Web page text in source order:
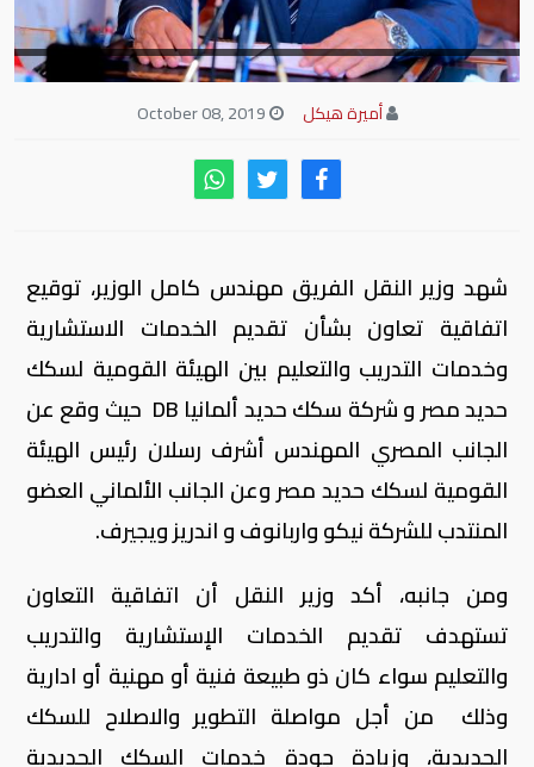
أميرة هيكل
شهد وزير النقل الفريق مهندس كامل الوزير، توقيع
اتفاقية تعاون بشأن تقديم الخدمات الاستشارية
وخدمات التدريب والتعليم بين الهيئة القومية لسكك
حديد مصر و شركة سكك حديد ألمانيا DB حيث وقع عن
الجانب المصري المهندس أشرف رسلان رئيس الهيئة
القومية لسكك حديد مصر وعن الجانب الألماني العضو
المنتدب للشركة نيكو واربانوف و اندريز ويجيرف.
ومن جانبه، أكد وزير النقل أن اتفاقية التعاون
تستهدف تقديم الخدمات الإستشارية والتدريب
والتعليم سواء كان ذو طبيعة فنية أو مهنية أو ادارية
وذلك من أجل مواصلة التطوير والاصلاح للسكك
الحديدية، وزيادة جودة خدمات السكك الحديدية